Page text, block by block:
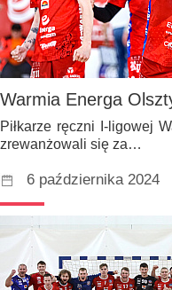
Warmia Energa
Piłkarze ręczni I-ligowej
zrewanżowali się za…
6 października 2024